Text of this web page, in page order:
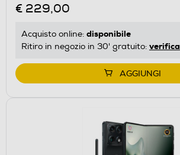
€ 229,00
Acquisto online: disponibile
Ritiro in negozio in 30' gratuito: verifica
AGGIUNGI